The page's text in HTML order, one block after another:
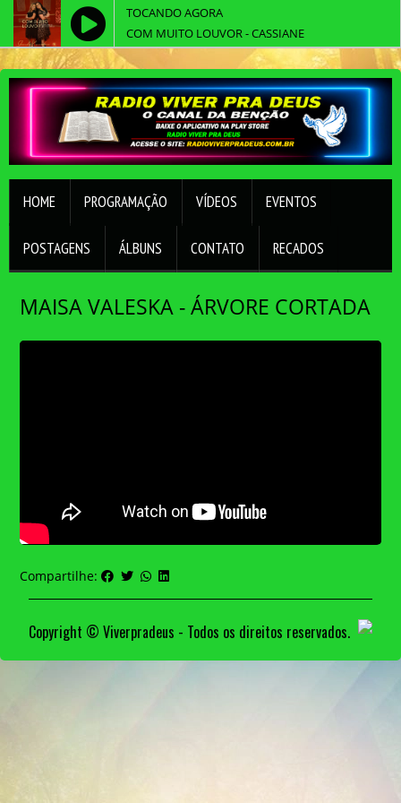
TOCANDO AGORA
COM MUITO LOUVOR - CASSIANE
HOME PROGRAMAÇÃO VÍDEOS EVENTOS
POSTAGENS ÁLBUNS CONTATO RECADOS
MAISA VALESKA - ÁRVORE CORTADA
Compartilhe:
Copyright © Viverpradeus - Todos os direitos reservados.